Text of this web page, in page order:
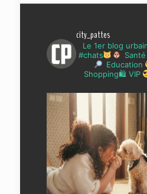
city_pattes
Le 1er blog
#chats
Santé
Education
Shopping🛍 VIP